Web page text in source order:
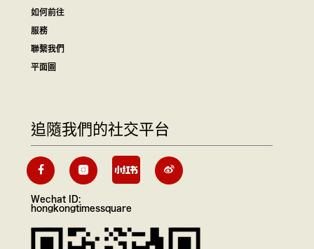
如何前往
服務
聯繫我們
平面圖
追隨我們的社交平台
Wechat ID:
hongkongtimessquare